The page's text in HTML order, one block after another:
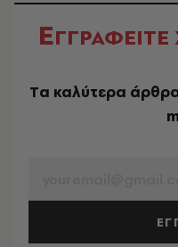
ΕΓΓΡΑΦΕΙΤΕ
Tα καλύτερα